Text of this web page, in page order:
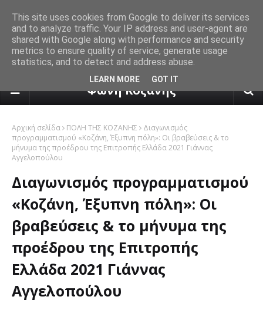
πρόγνωση καιρού από το
Φωνή Κοζάνης
Αρχική σελίδα ΠΟΛΗ ΤΗΣ ΚΟΖΑΝΗΣ
Διαγωνισμός
προγραμματισμού «Κοζάνη, Έξυπνη πόλη»: Οι βραβεύσεις & το
μήνυμα της προέδρου της Επιτροπής Ελλάδα 2021 Γιάννας
Αγγελοπούλου
Διαγωνισμός προγραμματισμού
«Κοζάνη, Έξυπνη πόλη»: Οι
βραβεύσεις & το μήνυμα της
προέδρου της Επιτροπής
Ελλάδα 2021 Γιάννας
Αγγελοπούλου
This site uses cookies from Google to deliver its services
and to analyze traffic. Your IP address and user-agent are
shared with Google along with performance and security
metrics to ensure quality of service, generate usage
statistics, and to detect and address abuse.
LEARN MORE GOT IT